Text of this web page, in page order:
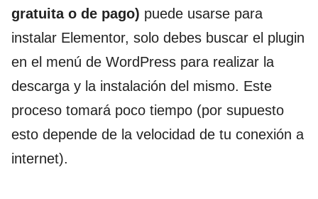
gratuita o de pago) puede usarse para
instalar Elementor, solo debes buscar el plugin
en el menú de WordPress para realizar la
descarga y la instalación del mismo. Este
proceso tomará poco tiempo (por supuesto
esto depende de la velocidad de tu conexión a
internet).